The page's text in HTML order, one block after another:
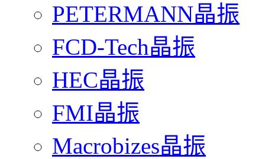
PETERMANN晶振
FCD-Tech晶振
HEC晶振
FMI晶振
Macrobizes晶振